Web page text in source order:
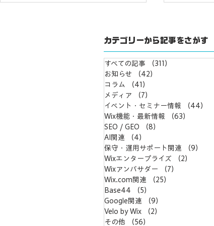
【注意喚起】フリーランスや
制作会社に制作代行を依頼す
【
ーを書こ
カテゴリーから記事をさがす
すべての記事 （311）
お知らせ
（42）
コラム
（41）
メディア
（7）
イベント・セミナー情報
（44）
Wix機能・最新情報
（63）
SEO / GEO
（8）
AI関連
（4）
保守・運用サポート関連
（9）
Wixエンタープライズ
（2）
Wixアンバサダー
（7）
Wix.com関連
（25）
Base44
（5）
Google関連
（9）
Velo by Wix
（2）
その他
（56）